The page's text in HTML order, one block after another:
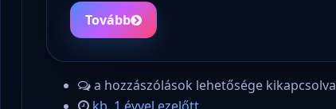
Tovább
a hozzászólások lehetősége kikapcsolva